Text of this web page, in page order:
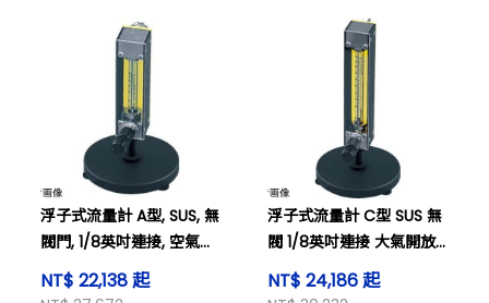
浮子式流量計 A型, SUS, 無
閥門, 1/8英吋連接, 空氣開
放規格 及其他
NT$ 22,138 起
浮子式流量計 C型 SUS 無
閥 1/8英吋連接 大氣開放
規格 及其他
NT$ 24,186 起